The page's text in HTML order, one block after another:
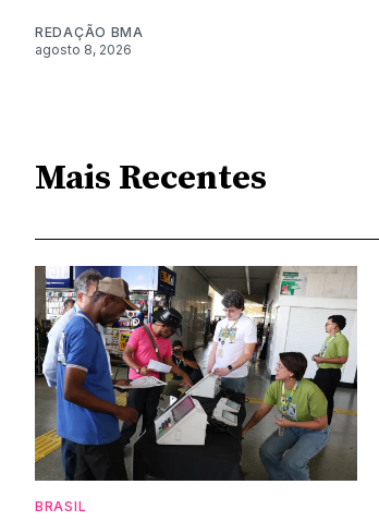
REDAÇÃO BMA
agosto 8, 2026
Mais Recentes
BRASIL